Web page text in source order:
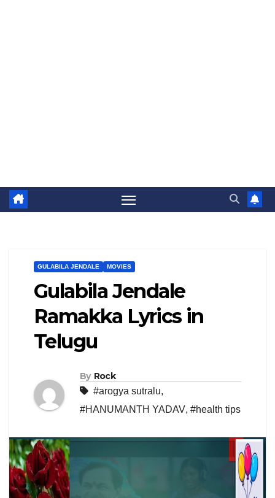
GULABILA JENDALE MOVIES
Gulabila Jendale
Ramakka Lyrics in
Telugu
By Rock
#arogya sutralu,
#HANUMANTH YADAV, #health tips